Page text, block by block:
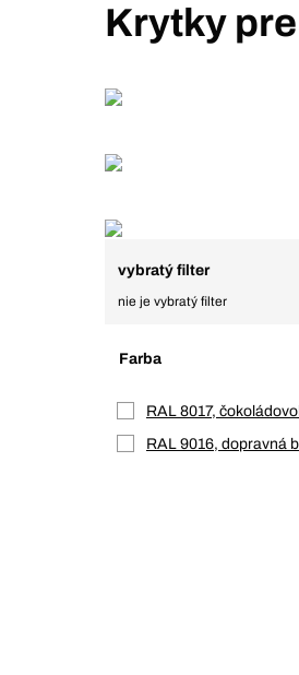
Krytky
vybratý filter
nie je vybratý filter
Farba
RAL 8017,
RAL 9016, dopravná